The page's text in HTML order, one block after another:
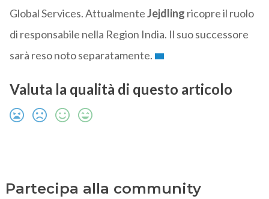
Global Services. AttualmenteJejdling ricopre il ruolo
di responsabile nella Region India. Il suo successore
sarà reso noto separatamente.
Valuta la qualità di questo articolo
Partecipa alla community